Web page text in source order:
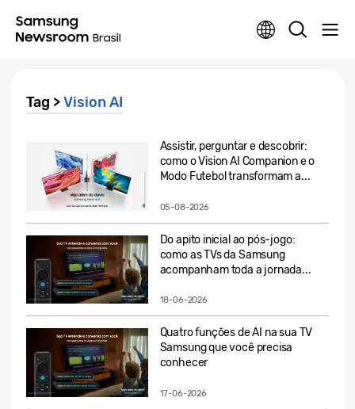
Tag >Vision AI
Assistir, perguntar e descobrir:
como o Vision AI Companion e o
Modo Futebol transformam a...
05-08-2026
Do apito inicial ao pós-jogo:
como as TVs da Samsung
acompanham toda a jornada...
18-06-2026
Quatro funções de AI na sua TV
Samsung que você precisa
conhecer
17-06-2026